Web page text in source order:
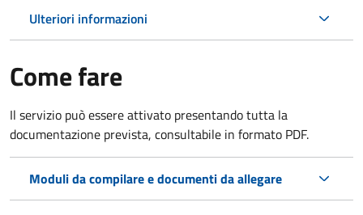
Ulteriori informazioni
Come fare
Il servizio può essere attivato presentando tutta la
documentazione prevista, consultabile in formato PDF.
Moduli da compilare e documenti da allegare